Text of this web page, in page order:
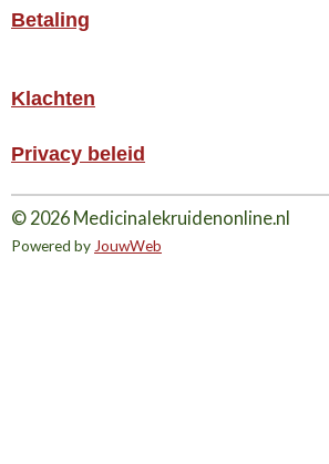
Betaling
Klachten
Privacy beleid
© 2026 Medicinalekruidenonline.nl
Powered by JouwWeb